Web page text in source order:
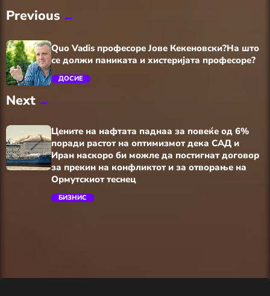
Previous
Quo Vadis професоре Јове Кекеновски?На што
се должи паниката и хистеријата професоре?
ДОСИЕ
Next
Цените на нафтата паднаа за повеќе од 6%
поради растот на оптимизмот дека САД и
Иран наскоро би можле да постигнат договор
за прекин на конфликтот и за отворање на
Ормутскиот теснец
БИЗНИС